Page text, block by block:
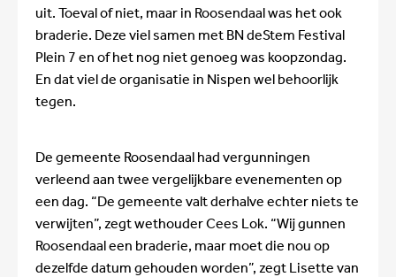
uit. Toeval of niet, maar in Roosendaal was het ook
braderie. Deze viel samen met BN deStem Festival
Plein 7 en of het nog niet genoeg was koopzondag.
En dat viel de organisatie in Nispen wel behoorlijk
tegen.
De gemeente Roosendaal had vergunningen
verleend aan twee vergelijkbare evenementen op
een dag. “De gemeente valt derhalve echter niets te
verwijten”, zegt wethouder Cees Lok. “Wij gunnen
Roosendaal een braderie, maar moet die nou op
dezelfde datum gehouden worden”, zegt Lisette van